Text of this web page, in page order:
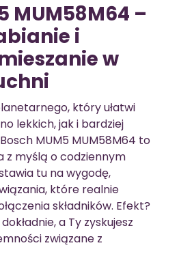
MUM58M64 –
i
w
który ułatwi
lekkich, jak i bardziej
MUM5 MUM58M64 to
z myślą o codziennym
tu na wygodę,
które realnie
składników. Efekt?
a Ty zyskujesz
związane z